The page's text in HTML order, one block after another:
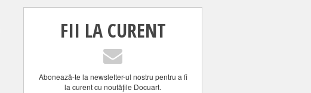
FII LA CURENT
Abonează-te la newsletter-ul nostru pentru a fi
la curent cu noutăţile Docuart.